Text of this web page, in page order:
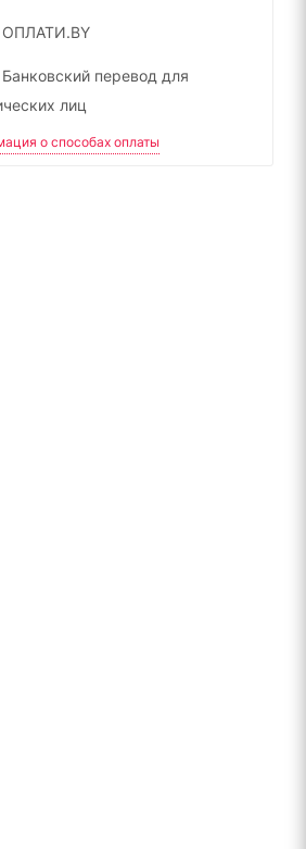
ОПЛАТИ.BY
Банковский перевод для
лиц
о способах оплаты